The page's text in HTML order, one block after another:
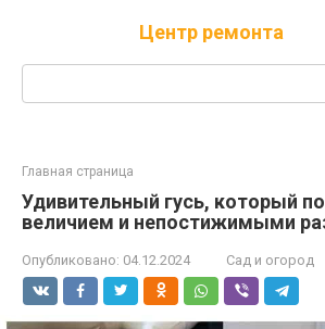
Центр ремонта
Поиск:
Главная страница
Удивительный гусь, который
величием и непостижимыми
Опубликовано: 04.12.2024 Сад и огород